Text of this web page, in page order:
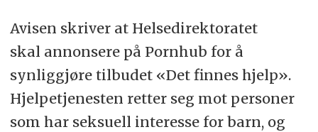
Avisen skriver at Helsedirektoratet
skal annonsere på Pornhub for å
synliggjøre tilbudet «Det finnes hjelp».
Hjelpetjenesten retter seg mot personer
som har seksuell interesse for barn, og